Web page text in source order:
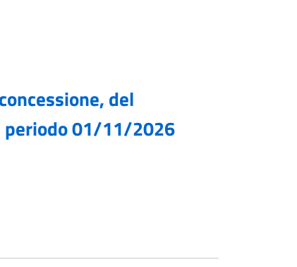
del
periodo 01/11/2026